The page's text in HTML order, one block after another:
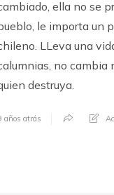
ella no se
le importa un
LLeva una
no cambia
destruya.
años atrás